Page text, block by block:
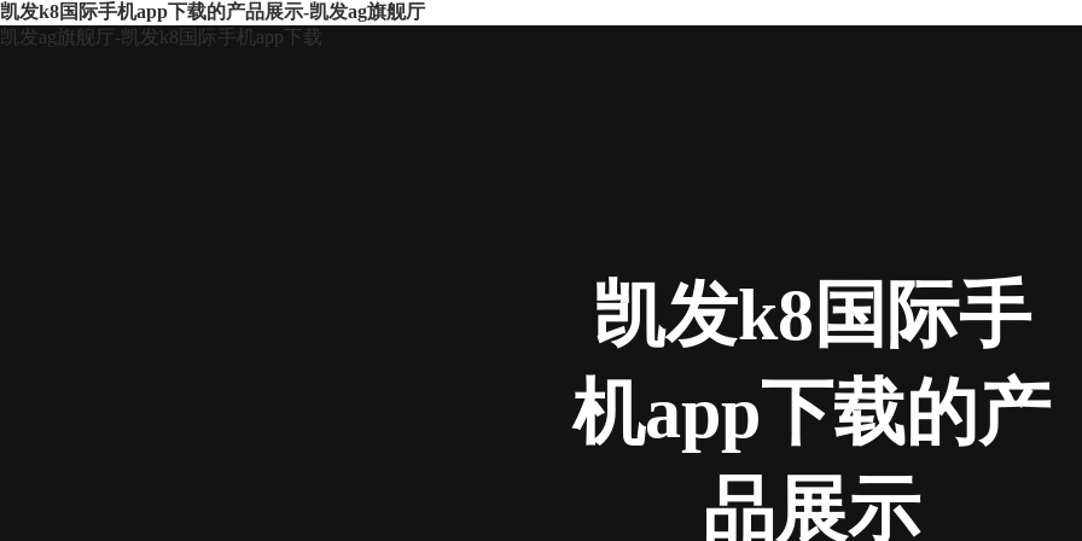
凯发k8国际手机app下载的产品展示-凯发ag旗舰厅
凯发ag旗舰厅-凯发k8国际手机app下载
凯发k8国际手
机app下载的产
品展示